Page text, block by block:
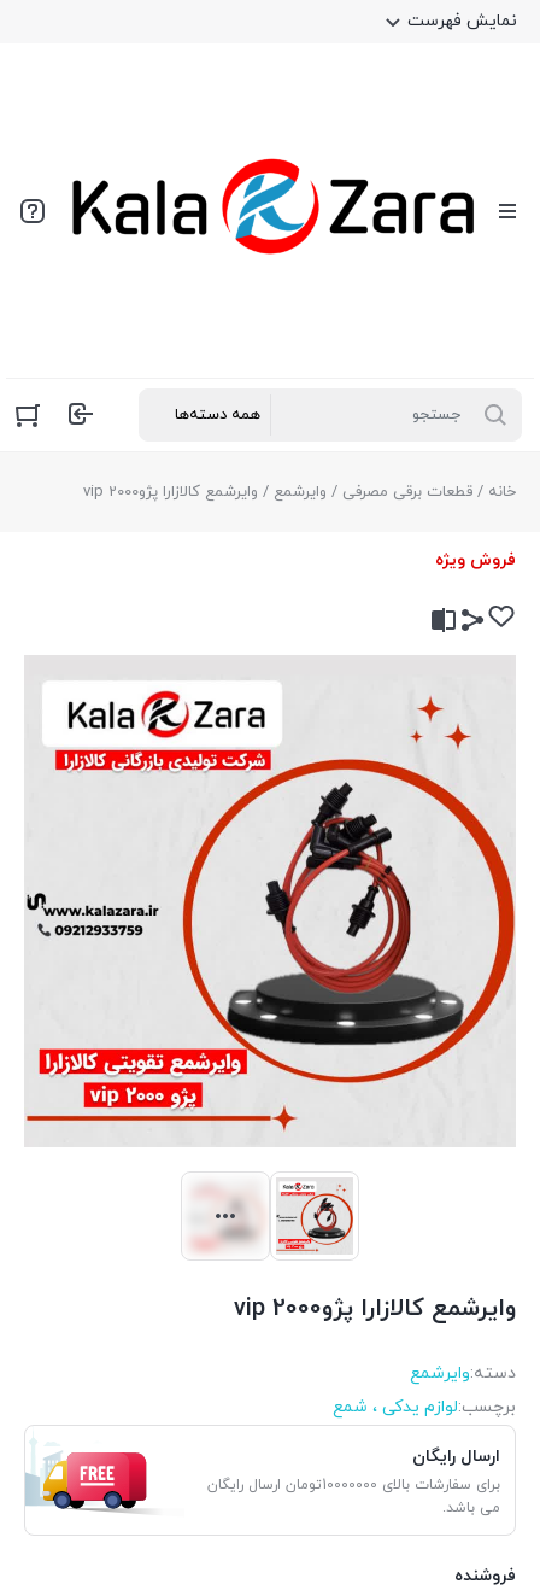
نمایش فهرست
خانه / قطعات برقی مصرفی / وایرشمع / وایرشمع کالازارا پژو2000 vip
فروش ویژه
وایرشمع کالازارا پژو2000 vip
دسته:وایرشمع
برچسب:لوازم یدکی ، شمع
ارسال رایگان
برای سفارشات بالای 10000000تومان ارسال رایگان
می باشد.
فروشنده